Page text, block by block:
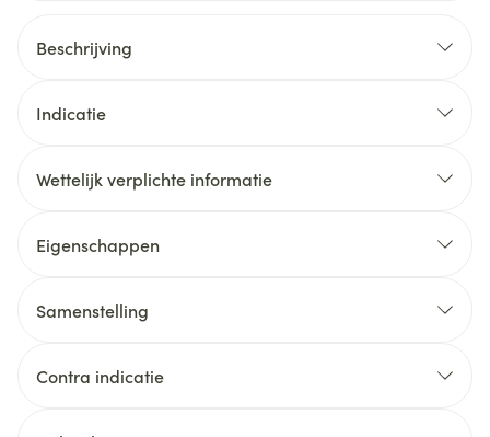
Beschrijving
Indicatie
Wettelijk verplichte informatie
Eigenschappen
Samenstelling
Contra indicatie